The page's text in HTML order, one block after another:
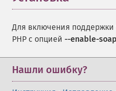
Для включения поддержки
PHP c опцией --enable-soap
Нашли ошибку?